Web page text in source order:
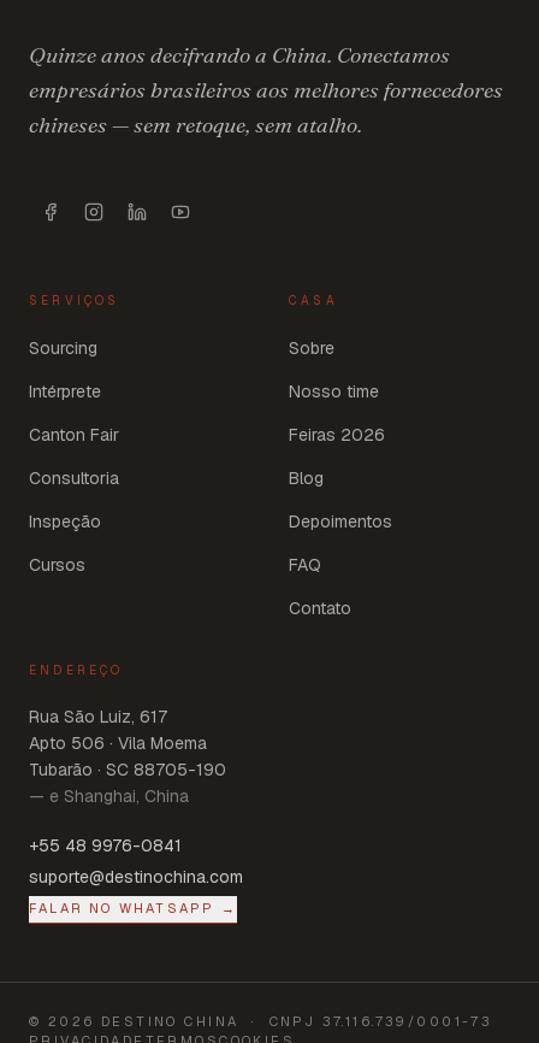
Quinze anos decifrando a China. Conectamos
empresários brasileiros aos melhores fornecedores
chineses — sem retoque, sem atalho.
SERVIÇOS
Sourcing
Intérprete
Canton Fair
Consultoria
Inspeção
Cursos
CASA
Sobre
Nosso time
Feiras 2026
Blog
Depoimentos
FAQ
Contato
ENDEREÇO
Rua São Luiz, 617
Apto 506 · Vila Moema
Tubarão · SC 88705-190
— e Shanghai, China
+55 48 9976-0841
suporte@destinochina.com
FALAR NO WHATSAPP →
© 2026 DESTINO CHINA · CNPJ 37.116.739/0001-73